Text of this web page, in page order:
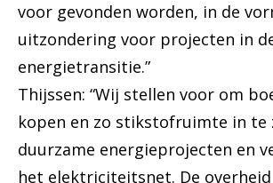
voor gevonden worden, in de
uitzondering voor projecten in
energietransitie.”
Thijssen: “Wij stellen voor om
kopen en zo stikstofruimte in te
duurzame energieprojecten en
het elektriciteitsnet. De